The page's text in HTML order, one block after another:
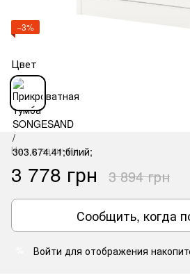
−3%
Цвет
Нет в наличии
3 778 грн 3 894 грн
Сообщить, когда
Войти для отображения